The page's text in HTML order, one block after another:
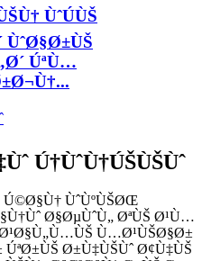
ÙˆÚÙŠ
ÙˆØ§Ø±ÙŠ
ÚªÙ…
Ú†ÙˆÙ†ÚŠÙŠÙˆ
ÙˆÙºÙŠØŒ
Ø§ØµÙˆÙ„ ØªÙŠ Ø¹Ù…
Ù…Ø¹ÙŠØ§Ø±
Ø±Ù‡ÙŠÙˆ Ø¢Ù‡ÙŠ